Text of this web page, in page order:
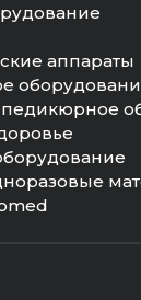
аппараты